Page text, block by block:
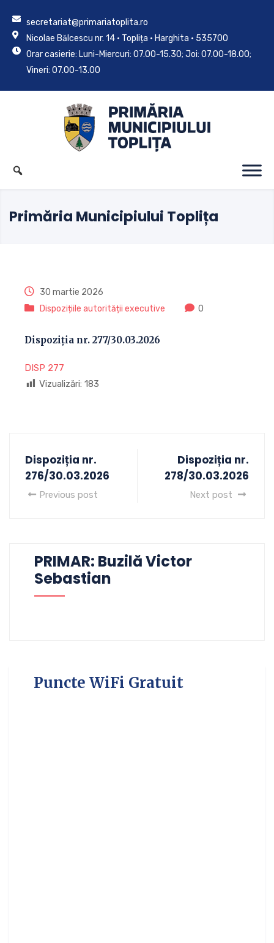
secretariat@primariatoplita.ro
Nicolae Bălcescu nr. 14 • Toplița • Harghita • 535700
Orar casierie: Luni-Miercuri: 07.00-15.30; Joi: 07.00-18.00;
Vineri: 07.00-13.00
Primăria Municipiului Toplița
30 martie 2026
Dispozițiile autorității executive
0
Dispoziția nr. 277/30.03.2026
DISP 277
Vizualizări: 183
Dispoziția nr.
276/30.03.2026
Previous post
Dispoziția nr.
278/30.03.2026
Next post
PRIMAR: Buzilă Victor
Sebastian
Puncte WiFi Gratuit